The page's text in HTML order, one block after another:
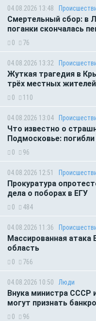
04.08.2026 13:48
Смертельный сбор: в
поганки скончалась
0 76
04.08.2026 13:32
Жуткая трагедия в
трёх местных
0 110
04.08.2026 13:04
Что известно о
Подмосковье:
0 96
04.08.2026 12:51
Прокуратура
дела о поборах в ЕГУ
0 484
04.08.2026 11:36
Массированная атака
область
0 766
04.08.2026 10:50 Люди
Внука министра СССР
могут признать
0 96